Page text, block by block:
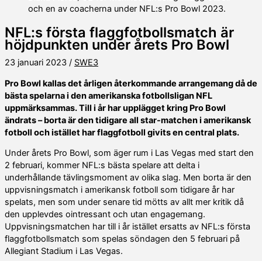
och en av coacherna under NFL:s Pro Bowl 2023.
NFL:s första flaggfotbollsmatch är
höjdpunkten under årets Pro Bowl
23 januari 2023 / SWE3
Pro Bowl kallas det årligen återkommande arrangemang då de
bästa spelarna i den amerikanska fotbollsligan NFL
uppmärksammas. Till i år har upplägget kring Pro Bowl
ändrats – borta är den tidigare all star-matchen i amerikansk
fotboll och istället har flaggfotboll givits en central plats.
Under årets Pro Bowl, som äger rum i Las Vegas med start den
2 februari, kommer NFL:s bästa spelare att delta i
underhållande tävlingsmoment av olika slag. Men borta är den
uppvisningsmatch i amerikansk fotboll som tidigare år har
spelats, men som under senare tid mötts av allt mer kritik då
den upplevdes ointressant och utan engagemang.
Uppvisningsmatchen har till i år istället ersatts av NFL:s första
flaggfotbollsmatch som spelas söndagen den 5 februari på
Allegiant Stadium i Las Vegas.